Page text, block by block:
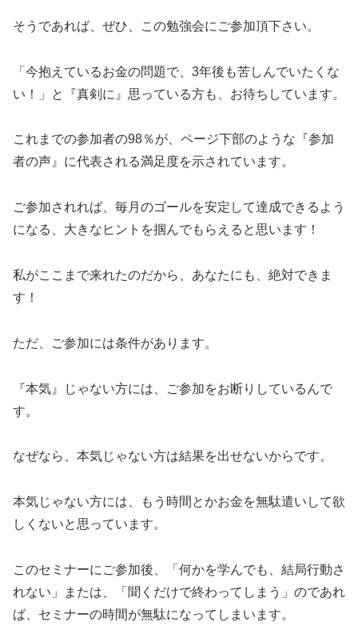
そうであれば、ぜひ、この勉強会にご参加頂下さい。
「今抱えているお金の問題で、3年後も苦しんでいたくな
い！」と『真剣に』思っている方も、お待ちしています。
これまでの参加者の98％が、ページ下部のような『参加
者の声』に代表される満足度を示されています。
ご参加されれば、毎月のゴールを安定して達成できるよう
になる、大きなヒントを掴んでもらえると思います！
私がここまで来れたのだから、あなたにも、絶対できま
す！
ただ、ご参加には条件があります。
『本気』じゃない方には、ご参加をお断りしているんで
す。
なぜなら、本気じゃない方は結果を出せないからです。
本気じゃない方には、もう時間とかお金を無駄遣いして欲
しくないと思っています。
このセミナーにご参加後、「何かを学んでも、結局行動さ
れない」または、「聞くだけで終わってしまう」のであれ
ば、セミナーの時間が無駄になってしまいます。